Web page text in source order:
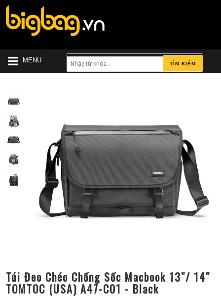
MENU TÌM KIẾM
Túi Đeo Chéo Chống Sốc Macbook 13″/ 14″
TOMTOC (USA) A47-C01 - Black